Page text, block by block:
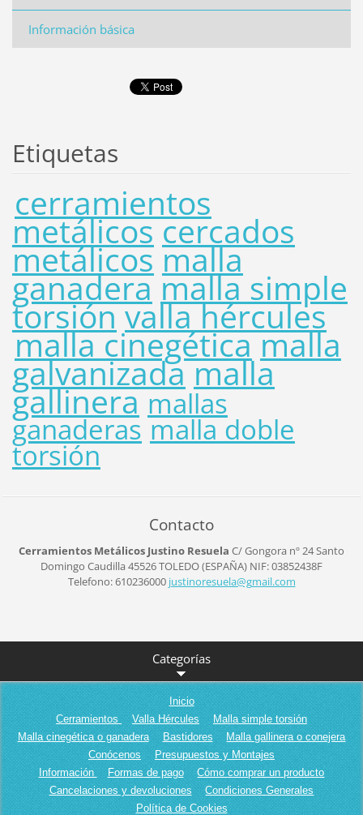
Información básica
Etiquetas
cerramientos
metálicoscercados
metálicosmalla
ganadera malla simple
torsiónvalla hércules
malla cinegéticamalla
galvanizadamalla
gallinera mallas
ganaderas malla doble
torsión
Contacto
Cerramientos Metálicos Justino Resuela C/ Gongora nº 24Santo
Domingo Caudilla 45526TOLEDO (ESPAÑA) NIF: 03852438F
Telefono: 610236000 justinoresuela@gmail.com
Categorías
Inicio
Cerramientos
Valla Hércules
Malla simple torsión
Malla cinegética o ganadera
Bastidores
Malla gallinera o conejera
Conócenos
Presupuestos y Montajes
Información
Formas de pago
Cómo comprar un producto
Cancelaciones y devoluciones
Condiciones Generales
Política de Cookies